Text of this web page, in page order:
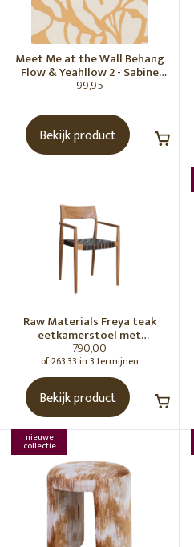
Meet Me at the Wall Behang
Flow & Yeahllow 2 - Sabine
van Vessem
99,95
Bekijk product
Raw Materials Freya teak
eetkamerstoel met
armleuning - Zwart (set of 2)
790,00
of 263,33 in 3 termijnen
Bekijk product
nieuwe
collectie